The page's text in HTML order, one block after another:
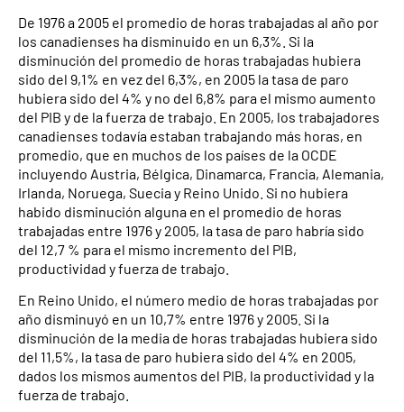
De 1976 a 2005 el promedio de horas trabajadas al año por
los canadienses ha disminuido en un 6,3%. Si la
disminución del promedio de horas trabajadas hubiera
sido del 9,1% en vez del 6,3%, en 2005 la tasa de paro
hubiera sido del 4% y no del 6,8% para el mismo aumento
del PIB y de la fuerza de trabajo. En 2005, los trabajadores
canadienses todavía estaban trabajando más horas, en
promedio, que en muchos de los países de la OCDE
incluyendo Austria, Bélgica, Dinamarca, Francia, Alemania,
Irlanda, Noruega, Suecia y Reino Unido. Si no hubiera
habido disminución alguna en el promedio de horas
trabajadas entre 1976 y 2005, la tasa de paro habría sido
del 12,7 % para el mismo incremento del PIB,
productividad y fuerza de trabajo.
En Reino Unido, el número medio de horas trabajadas por
año disminuyó en un 10,7% entre 1976 y 2005. Si la
disminución de la media de horas trabajadas hubiera sido
del 11,5%, la tasa de paro hubiera sido del 4% en 2005,
dados los mismos aumentos del PIB, la productividad y la
fuerza de trabajo.